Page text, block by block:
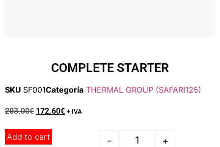
COMPLETE STARTER
SKU SF001Categoría THERMAL GROUP (SAFARI125)
203.00€ 172.60€ + IVA
- +
Add to cart